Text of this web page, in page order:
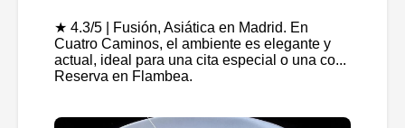
★ 4.3/5 | Fusión, Asiática en Madrid. En
Cuatro Caminos, el ambiente es elegante y
actual, ideal para una cita especial o una co...
Reserva en Flambea.